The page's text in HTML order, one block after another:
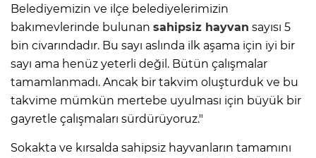
Belediyemizin ve ilçe belediyelerimizin
bakımevlerinde bulunan sahipsiz hayvan sayısı 5
bin civarındadır. Bu sayı aslında ilk aşama için iyi bir
sayı ama henüz yeterli değil. Bütün çalışmalar
tamamlanmadı. Ancak bir takvim oluşturduk ve bu
takvime mümkün mertebe uyulması için büyük bir
gayretle çalışmaları sürdürüyoruz."
Sokakta ve kırsalda sahipsiz hayvanların tamamını